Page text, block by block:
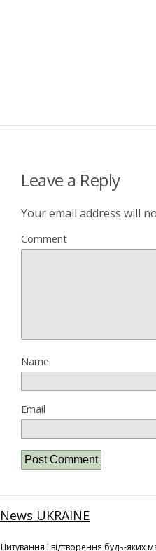
Leave a Reply
Your email address will
Comment
Name
Email
News UKRAINE
Цитування і відтворення будь-яких